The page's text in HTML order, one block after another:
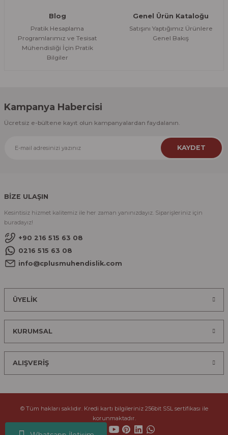
Blog
Pratik Hesaplama
Programlarımız ve Tesisat
Mühendisliği İçin Pratik
Bilgiler
Genel Ürün Kataloğu
Satışını Yaptığımız Ürünlere
Genel Bakış
Kampanya Habercisi
Ücretsiz e-bültene kayıt olun kampanyalardan faydalanın.
KAYDET
BİZE ULAŞIN
Kesintisiz hizmet kalitemiz ile her zaman yanınızdayız. Siparişleriniz için
buradayız!
+90 216 515 63 08
0216 515 63 08
info@cplusmuhendislik.com
ÜYELİK
KURUMSAL
ALIŞVERİŞ
© Tüm hakları saklıdır. Kredi kartı bilgileriniz 256bit SSL sertifikası ile
korunmaktadır.